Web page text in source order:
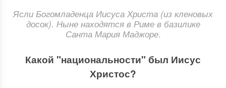
Ясли Богомладенца Иисуса Христа (из кленовых
досок). Ныне находятся в Риме в базилике
Санта Мария Маджоре.
Какой "национальности" был Иисус
Христос?